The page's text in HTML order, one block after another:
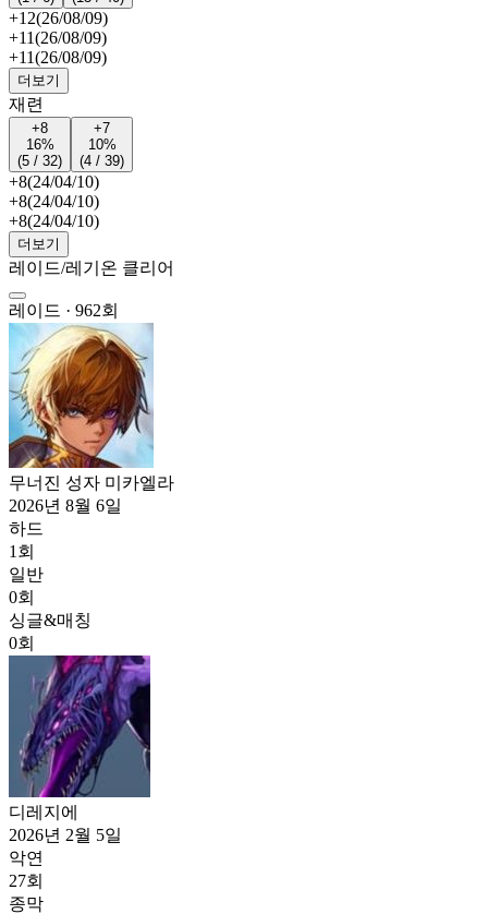
+12(26/08/09)
+11(26/08/09)
+11(26/08/09)
더보기
재련
+8
16%
(5 / 32)
+7
10%
(4 / 39)
+8(24/04/10)
+8(24/04/10)
+8(24/04/10)
더보기
레이드/레기온 클리어
레이드 · 962회
무너진 성자 미카엘라
2026년 8월 6일
하드
1 회
일반
0회
싱글&매칭
0회
디레지에
2026년 2월 5일
악연
27회
종막